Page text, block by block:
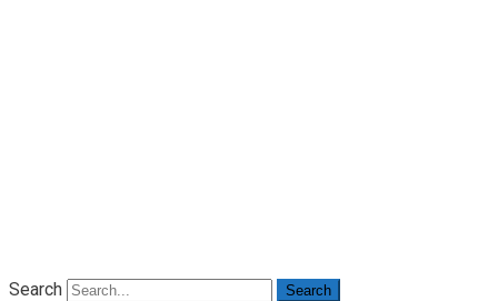
Search Search